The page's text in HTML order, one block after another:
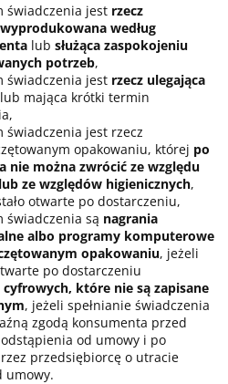
świadczenia jest rzecz
według
lub służąca zaspokojeniu
potrzeb,
świadczenia jest rzecz ulegająca
lub mająca krótki termin
jest rzecz
opakowaniu, której po
nie można zwrócić ze względu
ze względów higienicznych,
otwarte po dostarczeniu,
są nagrania
albo programy komputerowe
opakowaniu, jeżeli
po dostarczeniu
które nie są zapisane
, jeżeli spełnianie świadczenia
zgodą konsumenta przed
od umowy i po
przedsiębiorcę o utracie
umowy.